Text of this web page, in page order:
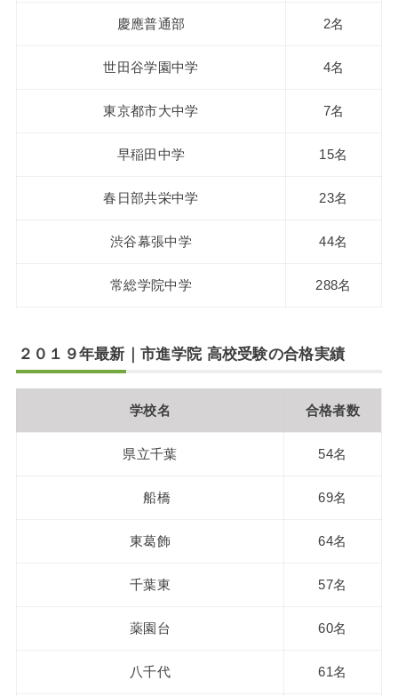
慶應普通部 2名
世田谷学園中学 4名
東京都市大中学 7名
早稲田中学 15名
春日部共栄中学 23名
渋谷幕張中学 44名
常総学院中学 288名
２０１９年最新｜市進学院 高校受験の合格実績
学校名 合格者数
県立千葉 54名
船橋 69名
東葛飾 64名
千葉東 57名
薬園台 60名
八千代 61名